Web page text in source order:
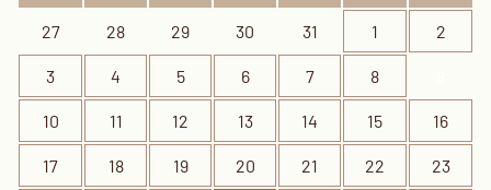
27 28 29 30 31 1 2
3 4 5 6 7 8
10 11 12 13 14 15 16
17 18 19 20 21 22 23